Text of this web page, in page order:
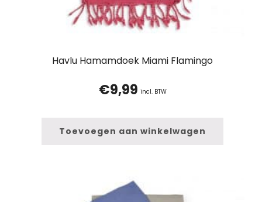
Havlu Hamamdoek Miami Flamingo
€9,99 incl. BTW
Toevoegen aan winkelwagen